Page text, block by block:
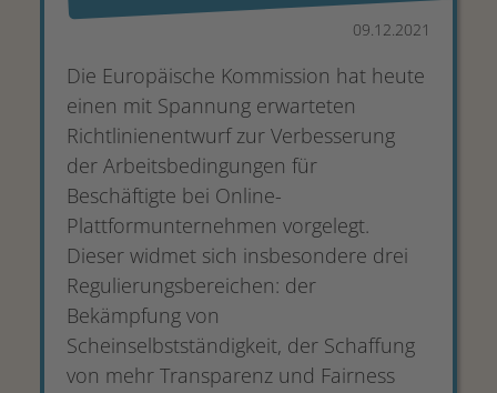
Die Europäische Kommission hat heute
einen mit Spannung erwarteten
Richtlinienentwurf zur Verbesserung
der Arbeitsbedingungen für
Beschäftigte bei Online-
Plattformunternehmen vorgelegt.
Dieser widmet sich insbesondere drei
Regulierungsbereichen: der
Bekämpfung von
Scheinselbstständigkeit, der Schaffung
von mehr Transparenz und Fairness
09.12.2021